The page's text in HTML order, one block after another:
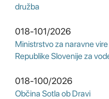
družba
018-101/2026
Ministrstvo za naravne
Republike Slovenije za
018-100/2026
Občina Sotla ob Dravi